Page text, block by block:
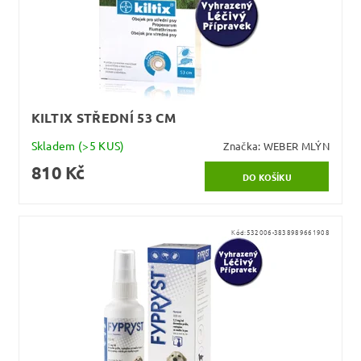
KILTIX STŘEDNÍ 53 CM
Skladem (>5 KUS) Značka: WEBER MLÝN
810 Kč
Kód:532006-3838989661908